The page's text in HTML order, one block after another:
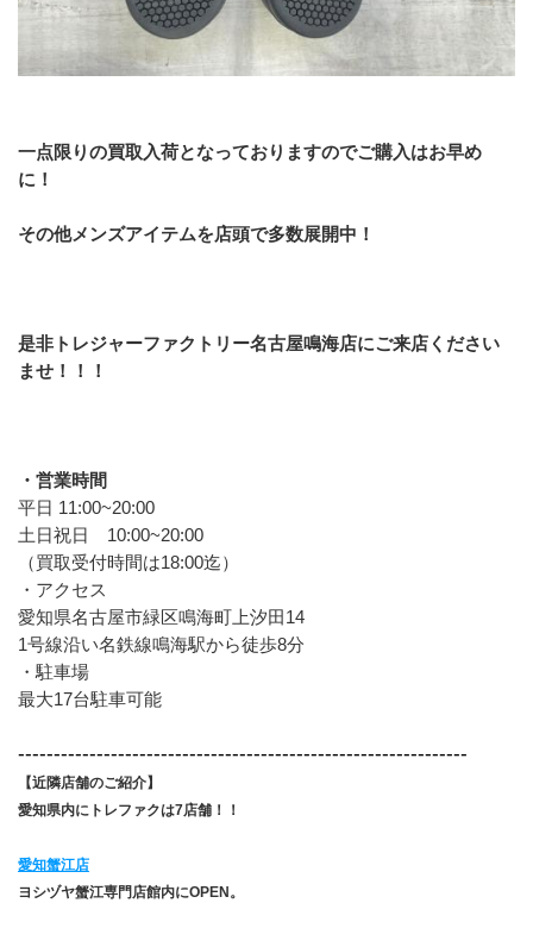
一点限りの買取入荷となっておりますのでご購入はお早め
に！
その他メンズアイテムを店頭で多数展開中！
是非トレジャーファクトリー名古屋鳴海店にご来店ください
ませ！！！
・営業時間
平日 11:00~20:00
土日祝日　10:00~20:00
（買取受付時間は18:00迄）
・アクセス
愛知県名古屋市緑区鳴海町上汐田14
1号線沿い名鉄線鳴海駅から徒歩8分
・駐車場
最大17台駐車可能
---------------------------------------------------------------
【近隣店舗のご紹介】
愛知県内にトレファクは7店舗！！
愛知蟹江店
ヨシヅヤ蟹江専門店館内にOPEN。